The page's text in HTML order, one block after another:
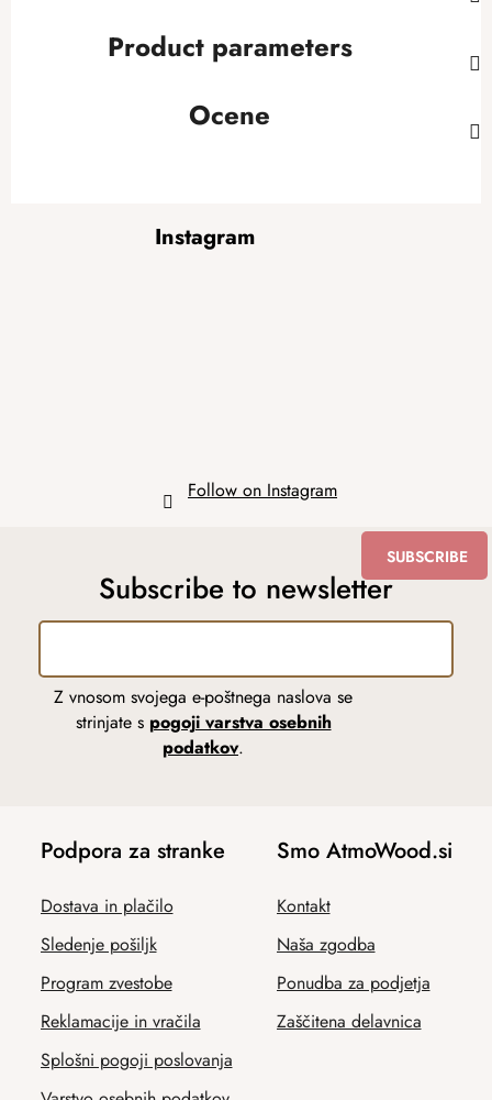
Product parameters
Ocene
Instagram
Follow on Instagram
Subscribe to newsletter
Z vnosom svojega e-poštnega naslova se
strinjate s pogoji varstva osebnih
podatkov.
SUBSCRIBE
Podpora za stranke
Dostava in plačilo
Sledenje pošiljk
Program zvestobe
Reklamacije in vračila
Splošni pogoji poslovanja
Smo AtmoWood.si
Kontakt
Naša zgodba
Ponudba za podjetja
Zaščitena delavnica